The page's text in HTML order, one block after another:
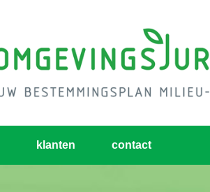
klanten contact